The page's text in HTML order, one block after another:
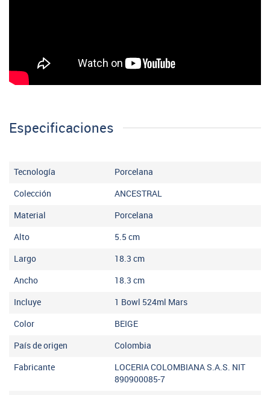
Especificaciones
Tecnología Porcelana
Colección ANCESTRAL
Material Porcelana
Alto 5.5 cm
Largo 18.3 cm
Ancho 18.3 cm
Incluye 1 Bowl 524ml Mars
Color BEIGE
País de origen Colombia
Fabricante
LOCERIA COLOMBIANA S.A.S. NIT
890900085-7